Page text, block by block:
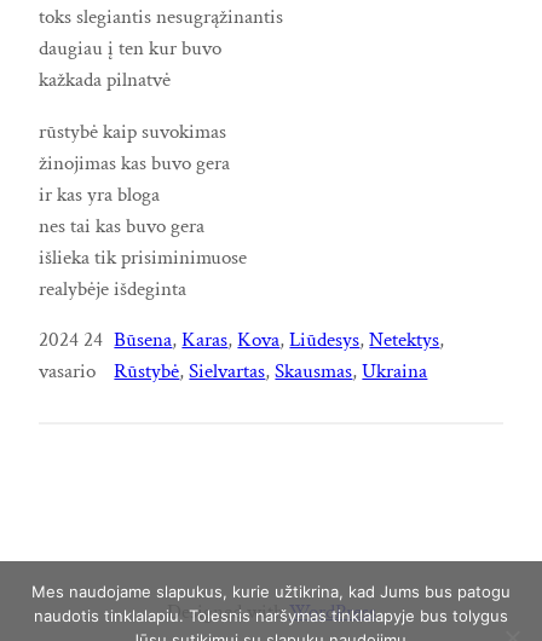
toks slegiantis nesugrąžinantis
daugiau į ten kur buvo
kažkada pilnatvė
rūstybė kaip suvokimas
žinojimas kas buvo gera
ir kas yra bloga
nes tai kas buvo gera
išlieka tik prisiminimuose
realybėje išdeginta
2024 24
vasario
Būsena, Karas, Kova, Liūdesys, Netektys
Rūstybė, Sielvartas, Skausmas, Ukraina
Designed withWordPress
Mes naudojame slapukus, kurie užtikrina, kad Jums bus patogu
naudotis tinklalapiu. Tolesnis naršymas tinklalapyje bus tolygus